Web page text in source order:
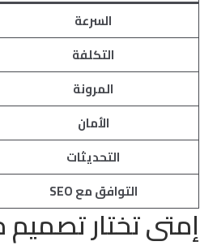
السرعة
التكلفة
المرونة
الأمان
التحديثات
التوافق مع SEO
إمتى تختار